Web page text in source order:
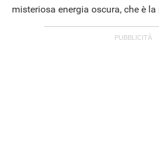
misteriosa energia oscura, che è